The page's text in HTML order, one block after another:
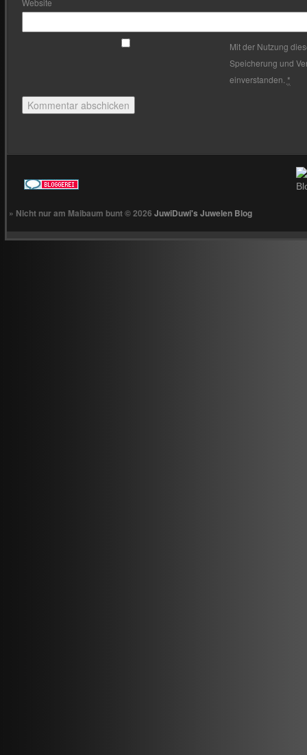
Website
Mit der Nutzung
Speicherung und
einverstanden. *
» Nicht nur am Maibaum bunt © 2026 JuwiDuwi's Juwelen Blog